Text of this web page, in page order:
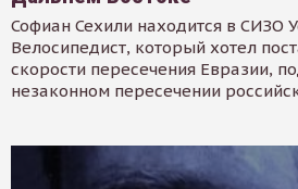
Софиан Сехили находится в СИЗО
Велосипедист, который хотел
скорости пересечения Евразии,
незаконном пересечении